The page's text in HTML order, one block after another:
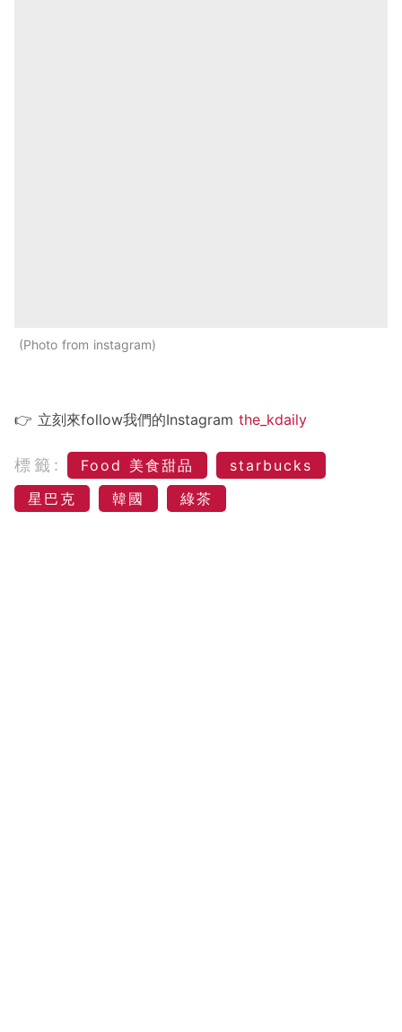
Photo from instagram
👉 立刻來follow我們的Instagram the_kdaily
標籤: Food 美食甜品
starbucks
星巴克
韓國 綠茶